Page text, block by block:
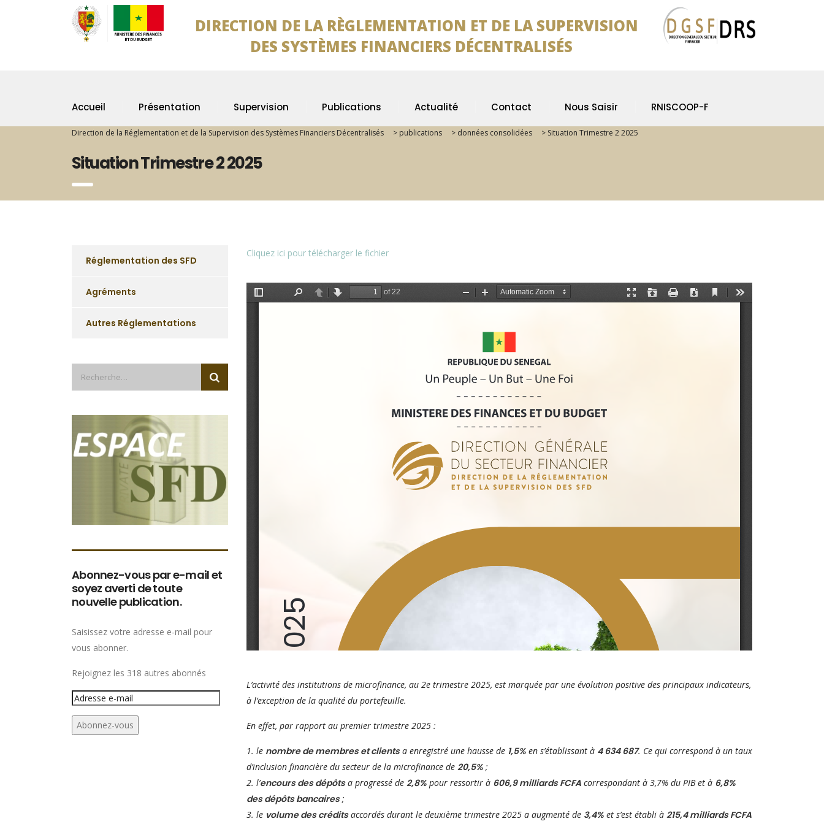
DIRECTION DE LA RÈGLEMENTATION ET DE LA SUPERVISION
DES SYSTÈMES FINANCIERS DÉCENTRALISÉS
Accueil Présentation Supervision Publications Actualité Contact Nous Saisir RNISCOOP-F
Direction de la Réglementation et de la Supervision des Systèmes Financiers Décentralisés > publications > données consolidées > Situation Trimestre 2 2025
Situation Trimestre 2 2025
Réglementation des SFD
Agréments
Autres Réglementations
Abonnez-vous par e-mail et
soyez averti de toute
nouvelle publication.
Saisissez votre adresse e-mail pour
vous abonner.
Rejoignez les 318 autres abonnés
Adresse
e-
mail
Abonnez-vous
Cliquez ici pour télécharger le fichier
L’activité des institutions de microfinance, au 2e trimestre 2025, est marquée par une évolution positive des principaux indicateurs,
à l’exception de la qualité du portefeuille.
En effet, par rapport au premier trimestre 2025 :
1. le nombre de membres et clientsa enregistré une hausse de 1,5% en s’établissant à 4 634 687. Ce qui correspond à un taux
d’inclusion financière du secteur de la microfinance de 20,5% ;
2. l’encours des dépôtsa progressé de 2,8% pour ressortir à 606,9milliards FCFA correspondant à 3,7% du PIB et à 6,8%
des dépôtsbancaires;
3. le volume des créditsaccordés durant le deuxième trimestre 2025 a augmenté de 3,4% et s’est établi à 215,4 milliards FCFA